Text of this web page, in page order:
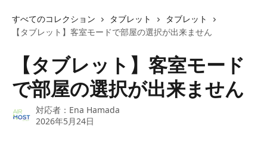
すべてのコレクション タブレット
タブレット
【タブレット】客室モードで部屋の選択が出来ません
【タブレット】客室モード
で部屋の選択が出来ません
対応者： Ena Hamada
2026年5月24日